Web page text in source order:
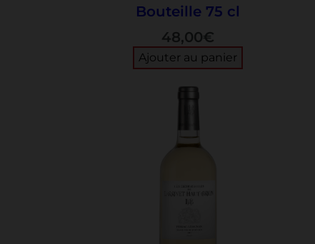
Bouteille 75 cl
48,00€
Ajouter au panier